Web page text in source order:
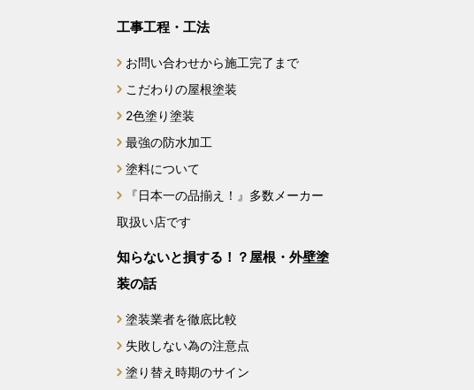
2024年2月
2024年1月
2023年12月
2023年10月
2023年8月
工事工程・工法
お問い合わせから施工完了まで
こだわりの屋根塗装
2色塗り塗装
最強の防水加工
塗料について
『日本一の品揃え！』多数メーカー
取扱い店です
知らないと損する！？屋根・外壁塗
装の話
塗装業者を徹底比較
失敗しない為の注意点
塗り替え時期のサイン